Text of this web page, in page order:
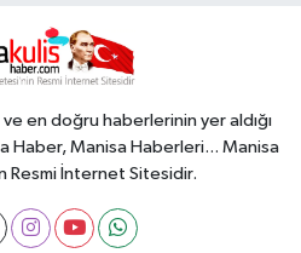
en doğru haberlerinin yer aldığı
Haber, Manisa Haberleri... Manisa
Resmi İnternet Sitesidir.